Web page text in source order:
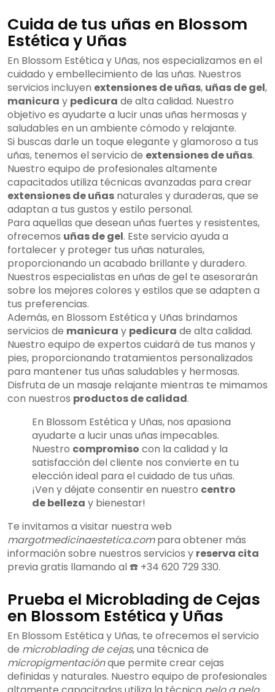
Cuida de tus uñas en Blossom
Estética y Uñas
En Blossom Estética y Uñas, nos especializamos en el
cuidado y embellecimiento de las uñas. Nuestros
servicios incluyen extensiones de uñas, uñas de gel,
manicura y pedicura de alta calidad. Nuestro
objetivo es ayudarte a lucir unas uñas hermosas y
saludables en un ambiente cómodo y relajante.
Si buscas darle un toque elegante y glamoroso a tus
uñas, tenemos el servicio de extensiones de uñas.
Nuestro equipo de profesionales altamente
capacitados utiliza técnicas avanzadas para crear
extensiones de uñas naturales y duraderas, que se
adaptan a tus gustos y estilo personal.
Para aquellas que desean uñas fuertes y resistentes,
ofrecemos uñas de gel. Este servicio ayuda a
fortalecer y proteger tus uñas naturales,
proporcionando un acabado brillante y duradero.
Nuestros especialistas en uñas de gel te asesorarán
sobre los mejores colores y estilos que se adapten a
tus preferencias.
Además, en Blossom Estética y Uñas brindamos
servicios de manicura y pedicura de alta calidad.
Nuestro equipo de expertos cuidará de tus manos y
pies, proporcionando tratamientos personalizados
para mantener tus uñas saludables y hermosas.
Disfruta de un masaje relajante mientras te mimamos
con nuestros productos de calidad.
En Blossom Estética y Uñas, nos apasiona
ayudarte a lucir unas uñas impecables.
Nuestro compromiso con la calidad y la
satisfacción del cliente nos convierte en tu
elección ideal para el cuidado de tus uñas.
¡Ven y déjate consentir en nuestro centro
de belleza y bienestar!
Te invitamos a visitar nuestra web
margotmedicinaestetica.compara obtener más
información sobre nuestros servicios y reserva cita
previa gratis llamando al ☎️ +34 620 729 330.
Prueba el Microblading de Cejas
en Blossom Estética y Uñas
En Blossom Estética y Uñas, te ofrecemos el servicio
de microblading de cejas, una técnica de
micropigmentaciónque permite crear cejas
definidas y naturales. Nuestro equipo de profesionales